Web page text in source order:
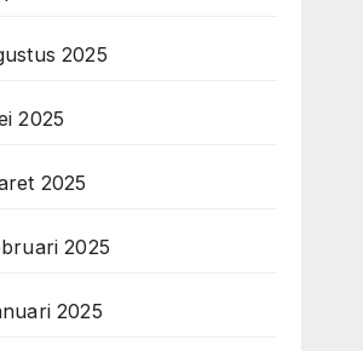
2025
2025
2025
2025
2025